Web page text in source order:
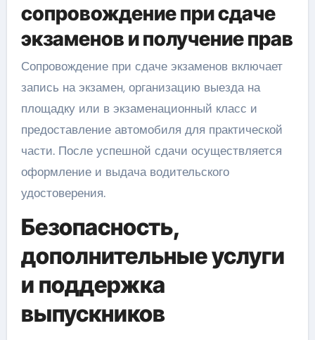
сопровождение при сдаче
экзаменов и получение прав
Сопровождение при сдаче экзаменов включает
запись на экзамен, организацию выезда на
площадку или в экзаменационный класс и
предоставление автомобиля для практической
части. После успешной сдачи осуществляется
оформление и выдача водительского
удостоверения.
Безопасность,
дополнительные услуги
и поддержка
выпускников